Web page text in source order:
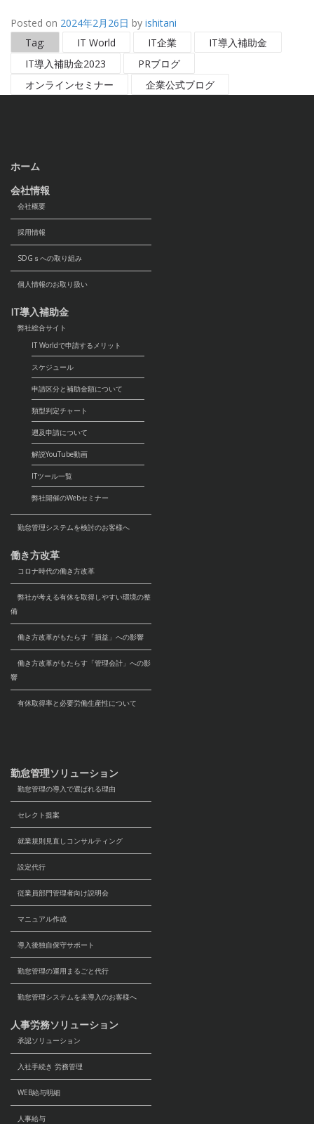
Posted on 2024年2月26日 by ishitani
Tag:
IT World IT企業
IT導入補助金
IT導入補助金2023
PRブログ
オンラインセミナー
企業公式ブログ
ホーム
会社情報
会社概要
採用情報
SDGｓへの取り組み
個人情報のお取り扱い
IT導入補助金
弊社総合サイト
IT Worldで申請するメリット
スケジュール
申請区分と補助金額について
類型判定チャート
遡及申請について
解説YouTube動画
ITツール一覧
弊社開催のWebセミナー
勤怠管理システムを検討のお客様へ
働き方改革
コロナ時代の働き方改革
弊社が考える有休を取得しやすい環境の整
備
働き方改革がもたらす「損益」への影響
働き方改革がもたらす「管理会計」への影
響
有休取得率と必要労働生産性について
勤怠管理ソリューション
勤怠管理の導入で選ばれる理由
セレクト提案
就業規則見直しコンサルティング
設定代行
従業員部門管理者向け説明会
マニュアル作成
導入後独自保守サポート
勤怠管理の運用まるごと代行
勤怠管理システムを未導入のお客様へ
人事労務ソリューション
承認ソリューション
入社手続き 労務管理
WEB給与明細
人事給与